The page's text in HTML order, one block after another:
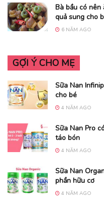
Bà bầu có nên
quả sung cho
6 NĂM AGO
GỢI Ý CHO MẸ
Sữa Nan
cho bé
4 NĂM AGO
Sữa Nan Pro
táo bón
4 NĂM AGO
Sữa Nan
phần hữu cơ
4 NĂM AGO